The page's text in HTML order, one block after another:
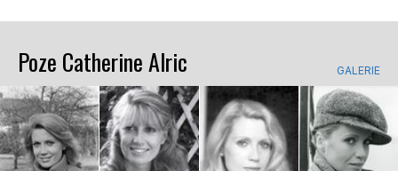
Poze Catherine Alric GALERIE